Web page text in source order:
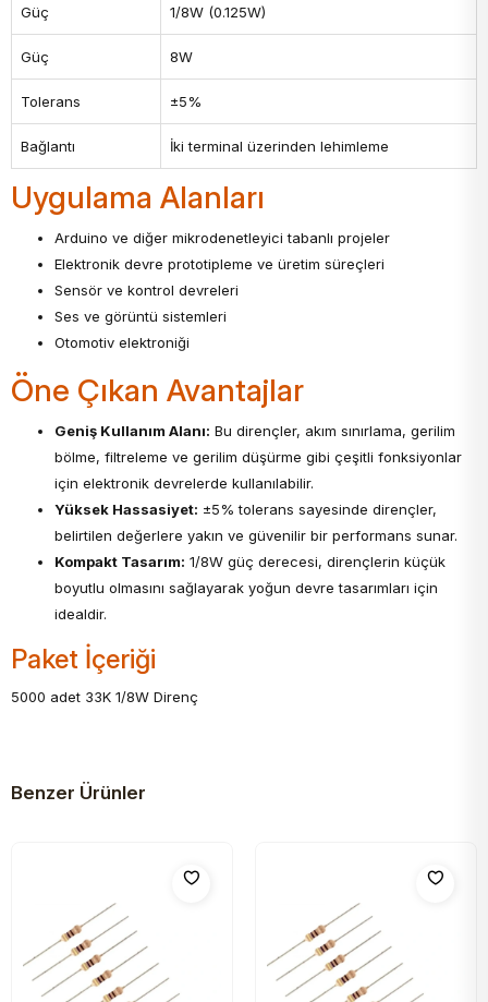
Güç 1/8W (0.125W)
Güç 8W
Tolerans ±5%
Bağlantı İki terminal üzerinden lehimleme
Uygulama Alanları
Arduino ve diğer mikrodenetleyici tabanlı projeler
Elektronik devre prototipleme ve üretim süreçleri
Sensör ve kontrol devreleri
Ses ve görüntü sistemleri
Otomotiv elektroniği
Öne Çıkan Avantajlar
Geniş Kullanım Alanı: Bu dirençler, akım sınırlama, gerilim
bölme, filtreleme ve gerilim düşürme gibi çeşitli fonksiyonlar
için elektronik devrelerde kullanılabilir.
Yüksek Hassasiyet: ±5% tolerans sayesinde dirençler,
belirtilen değerlere yakın ve güvenilir bir performans sunar.
Kompakt Tasarım: 1/8W güç derecesi, dirençlerin küçük
boyutlu olmasını sağlayarak yoğun devre tasarımları için
idealdir.
Paket İçeriği
5000 adet 33K 1/8W Direnç
Benzer Ürünler